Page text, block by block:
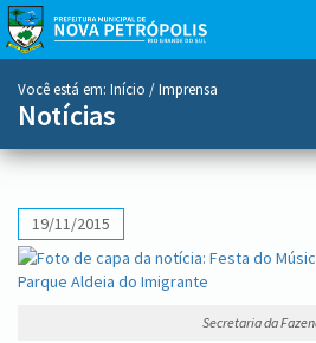
menu
Você está em: Início / Imprensa
Notícias
19/11/2015
Secretaria da